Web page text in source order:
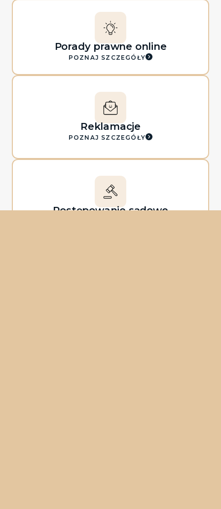
Porady prawne online
POZNAJ SZCZEGÓŁY
Reklamacje
POZNAJ SZCZEGÓŁY
Postępowanie sądowe